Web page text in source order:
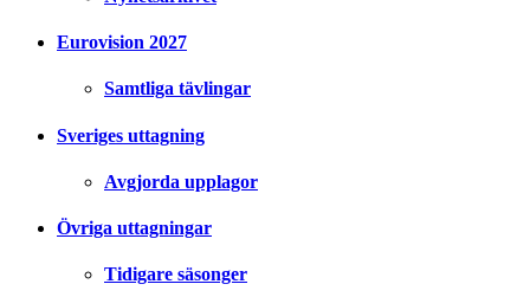
Eurovision 2027
Samtliga tävlingar
Sveriges uttagning
Avgjorda upplagor
Övriga uttagningar
Tidigare säsonger